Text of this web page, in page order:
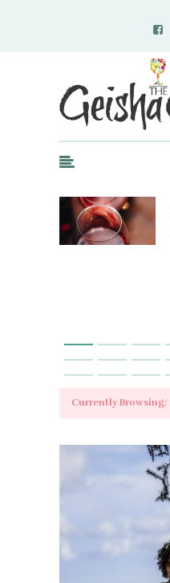
Geisha Gourmet
Currently Browsing: